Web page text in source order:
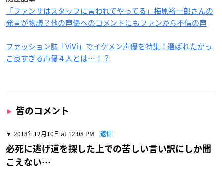
「ファンサはスタッフに言われてやってる」梅原裕一郎さんの
発言が物議？他の声優へのコメントにもファンから不信の声
ファッション誌「ViVi」でイケメン声優を特集！選ばれたかっ
こ良すぎる声優４人とは…！？
皆のコメント
2018年12月10日 at 12:08 PM 返信
必死に逃げ道を探した上での苦しい言い訳にしか聞
こえない…